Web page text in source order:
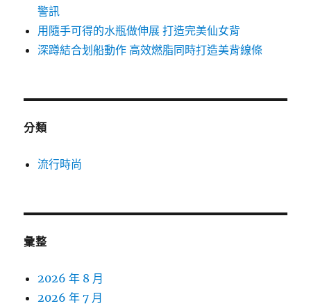
警訊
用隨手可得的水瓶做伸展 打造完美仙女背
深蹲結合划船動作 高效燃脂同時打造美背線條
分類
流行時尚
彙整
2026 年 8 月
2026 年 7 月